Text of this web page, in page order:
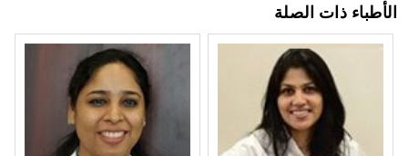
الأطباء ذات الصلة